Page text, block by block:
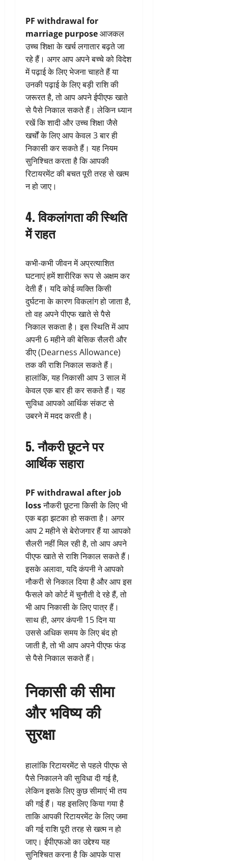
PF withdrawal for
marriage purposeआजकल
उच्च शिक्षा के खर्च लगातार बढ़ते जा
रहे हैं। अगर आप अपने बच्चे को विदेश
में पढ़ाई के लिए भेजना चाहते हैं या
उनकी पढ़ाई के लिए बड़ी राशि की
जरूरत है, तो आप अपने ईपीएफ खाते
से पैसे निकाल सकते हैं। लेकिन ध्यान
रखें कि शादी और उच्च शिक्षा जैसे
खर्चों के लिए आप केवल 3 बार ही
निकासी कर सकते हैं। यह नियम
सुनिश्चित करता है कि आपकी
रिटायरमेंट की बचत पूरी तरह से खत्म
न हो जाए।
4. विकलांगता की स्थिति
में राहत
कभी-कभी जीवन में अप्रत्याशित
घटनाएं हमें शारीरिक रूप से अक्षम कर
देती हैं। यदि कोई व्यक्ति किसी
दुर्घटना के कारण विकलांग हो जाता है,
तो वह अपने पीएफ खाते से पैसे
निकाल सकता है। इस स्थिति में आप
अपनी 6 महीने की बेसिक सैलरी और
डीए (Dearness Allowance)
तक की राशि निकाल सकते हैं।
हालांकि, यह निकासी आप 3 साल में
केवल एक बार ही कर सकते हैं। यह
सुविधा आपको आर्थिक संकट से
उबरने में मदद करती है।
5. नौकरी छूटने पर
आर्थिक सहारा
PF withdrawal after job
lossनौकरी छूटना किसी के लिए भी
एक बड़ा झटका हो सकता है। अगर
आप 2 महीने से बेरोजगार हैं या आपको
सैलरी नहीं मिल रही है, तो आप अपने
पीएफ खाते से राशि निकाल सकते हैं।
इसके अलावा, यदि कंपनी ने आपको
नौकरी से निकाल दिया है और आप इस
फैसले को कोर्ट में चुनौती दे रहे हैं, तो
भी आप निकासी के लिए पात्र हैं।
साथ ही, अगर कंपनी 15 दिन या
उससे अधिक समय के लिए बंद हो
जाती है, तो भी आप अपने पीएफ फंड
से पैसे निकाल सकते हैं।
निकासी की सीमा
और भविष्य की
सुरक्षा
हालांकि रिटायरमेंट से पहले पीएफ से
पैसे निकालने की सुविधा दी गई है,
लेकिन इसके लिए कुछ सीमाएं भी तय
की गई हैं। यह इसलिए किया गया है
ताकि आपकी रिटायरमेंट के लिए जमा
की गई राशि पूरी तरह से खत्म न हो
जाए। ईपीएफओ का उद्देश्य यह
सुनिश्चित करना है कि आपके पास